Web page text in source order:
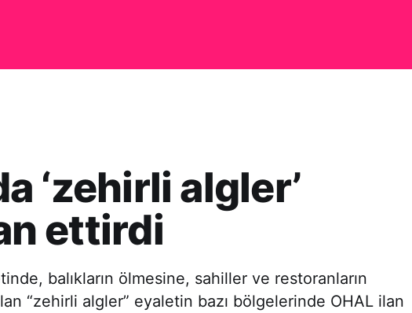
‘zehirli algler’
ettirdi
balıkların ölmesine, sahiller ve restoranların
“zehirli algler” eyaletin bazı bölgelerinde OHAL ilan